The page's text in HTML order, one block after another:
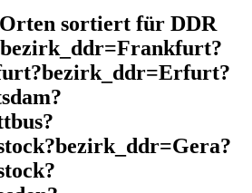
sortiert für DDR